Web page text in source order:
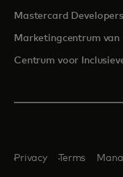
Mastercard Developers
Marketingcentrum van
Centrum voor
Privacy Terms